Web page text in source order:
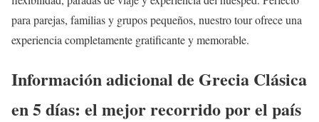
para parejas, familias y grupos pequeños, nuestro tour ofrece una
experiencia completamente gratificante y memorable.
Información adicional de Grecia Clásica
en 5 días: el mejor recorrido por el país